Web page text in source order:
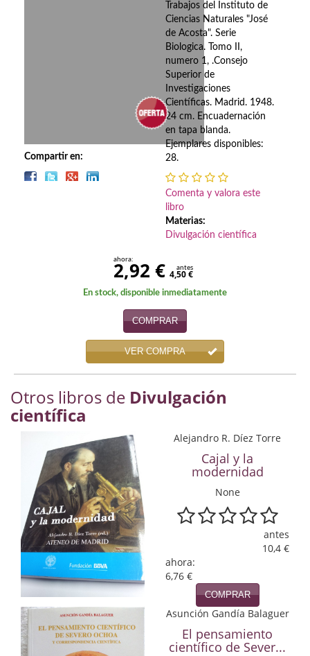
Deportes
Derecho
Filosofía
Física y química
Guerra Civil Española
Historia
historia
Infantil y juvenil
Infantil y juvenil. Nuevo!!
Infantil y juvenil. Nuevo!!!
Compartir en:
Trabajos del Instituto de
Ciencias Naturales "José
de Acosta". Serie
Biologica. Tomo II,
numero 1, .Consejo
Superior de
Investigaciones
Científicas. Madrid. 1948.
24 cm. Encuadernación
en tapa blanda.
Ejemplares disponibles:
28.
Comenta y valora este
libro
Materias:
Divulgación científica
ahora:
2,92 € antes
4,50 €
En stock, disponible inmediatamente
COMPRAR
VER COMPRA
Otros libros de Divulgación
científica
Alejandro R. Díez Torre
Cajal y la
modernidad
None
antes
10,4 €
ahora:
6,76 €
COMPRAR
Asunción Gandía Balaguer
El pensamiento
científico de Sever...